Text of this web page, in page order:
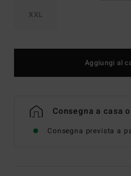
XXL
Aggiungi al
Consegna a casa
Consegna prevista a